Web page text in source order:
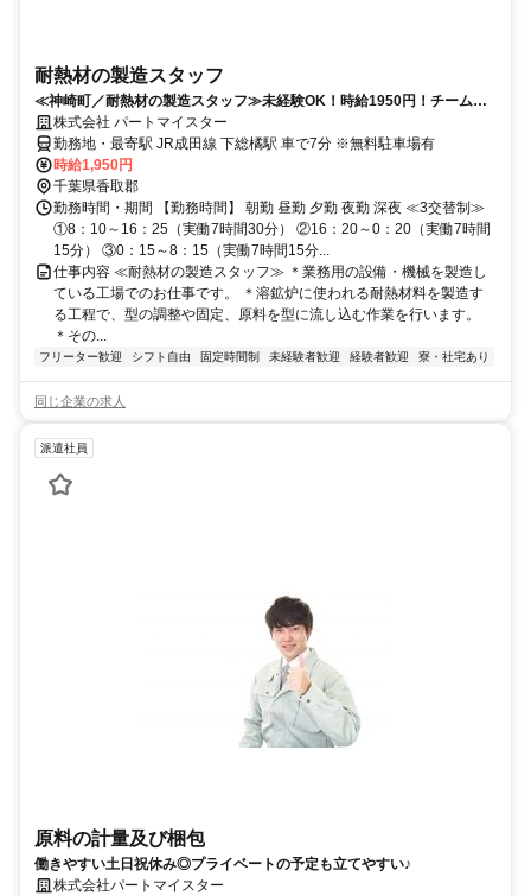
耐熱材の製造スタッフ
≪神崎町／耐熱材の製造スタッフ≫未経験OK！時給1950円！チームで
協力しながら進めるお仕事♪
株式会社 パートマイスター
勤務地・最寄駅 JR成田線 下総橘駅 車で7分 ※無料駐車場有
時給1,950円
千葉県香取郡
勤務時間・期間 【勤務時間】 朝勤 昼勤 夕勤 夜勤 深夜 ≪3交替制≫
①8：10～16：25（実働7時間30分） ②16：20～0：20（実働7時間
15分） ③0：15～8：15（実働7時間15分...
仕事内容 ≪耐熱材の製造スタッフ≫ ＊業務用の設備・機械を製造し
ている工場でのお仕事です。 ＊溶鉱炉に使われる耐熱材料を製造す
る工程で、型の調整や固定、原料を型に流し込む作業を行います。
＊その...
フリーター歓迎 シフト自由 固定時間制 未経験者歓迎 経験者歓迎 寮・社宅あり
同じ企業の求人
派遣社員
原料の計量及び梱包
働きやすい土日祝休み◎プライベートの予定も立てやすい♪
株式会社パートマイスター